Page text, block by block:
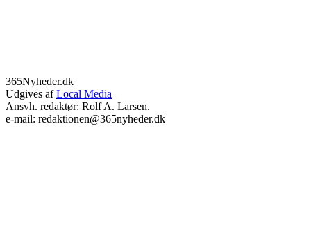
365Nyheder.dk
Udgives afLocal Media
Ansvh. redaktør: Rolf A. Larsen.
e-mail: redaktionen@365nyheder.dk